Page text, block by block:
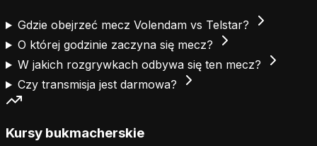
Gdzie obejrzeć mecz Volendam vs Telstar?
O której godzinie zaczyna się mecz?
W jakich rozgrywkach odbywa się ten mecz?
Czy transmisja jest darmowa?
Kursy bukmacherskie